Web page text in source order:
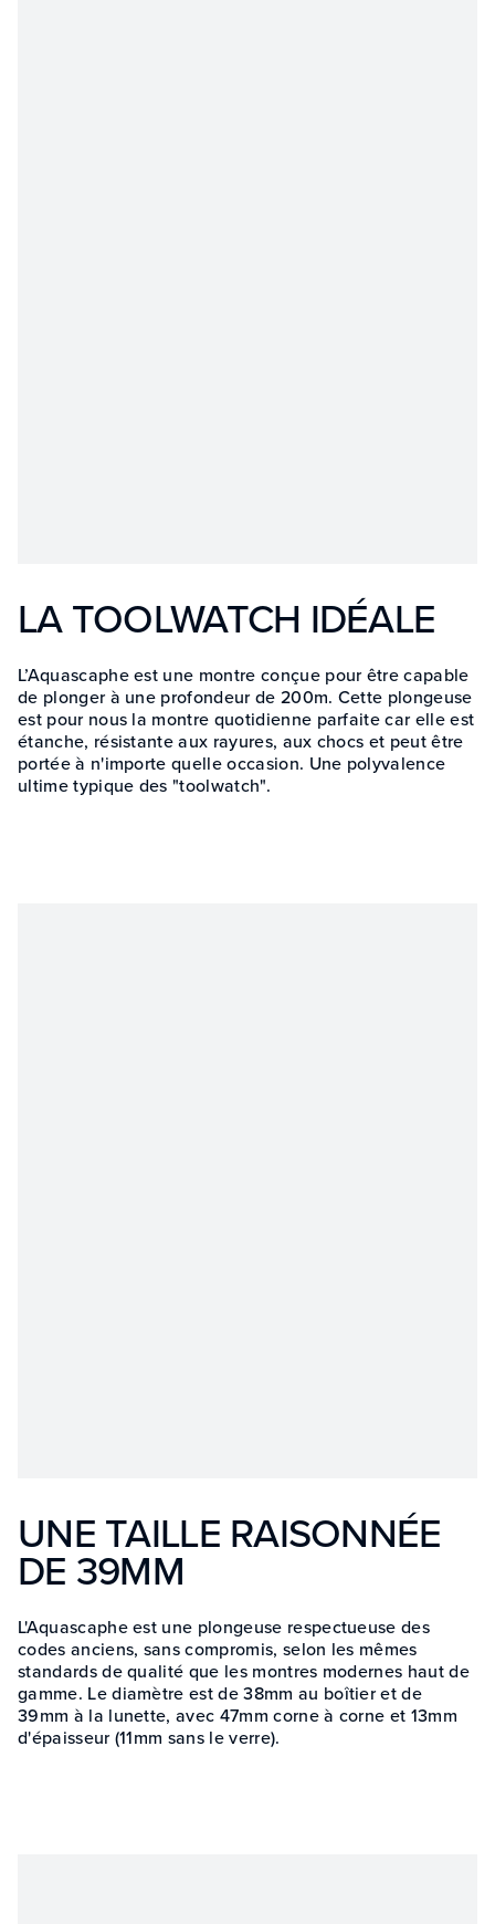
LA TOOLWATCH IDÉALE
L’Aquascaphe est une montre conçue pour être capable
de plonger à une profondeur de 200m. Cette plongeuse
est pour nous la montre quotidienne parfaite car elle est
étanche, résistante aux rayures, aux chocs et peut être
portée à n'importe quelle occasion. Une polyvalence
ultime typique des "toolwatch".
UNE TAILLE RAISONNÉE
DE 39MM
L'Aquascaphe est une plongeuse respectueuse des
codes anciens, sans compromis, selon les mêmes
standards de qualité que les montres modernes haut de
gamme. Le diamètre est de 38mm au boîtier et de
39mm à la lunette, avec 47mm corne à corne et 13mm
d'épaisseur (11mm sans le verre).